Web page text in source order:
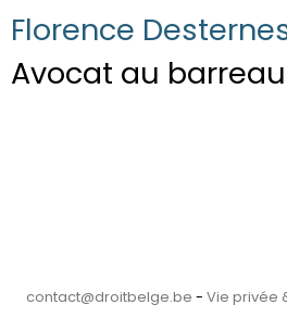
Florence
Avocat au
contact@droitbelge.be - Vie privée